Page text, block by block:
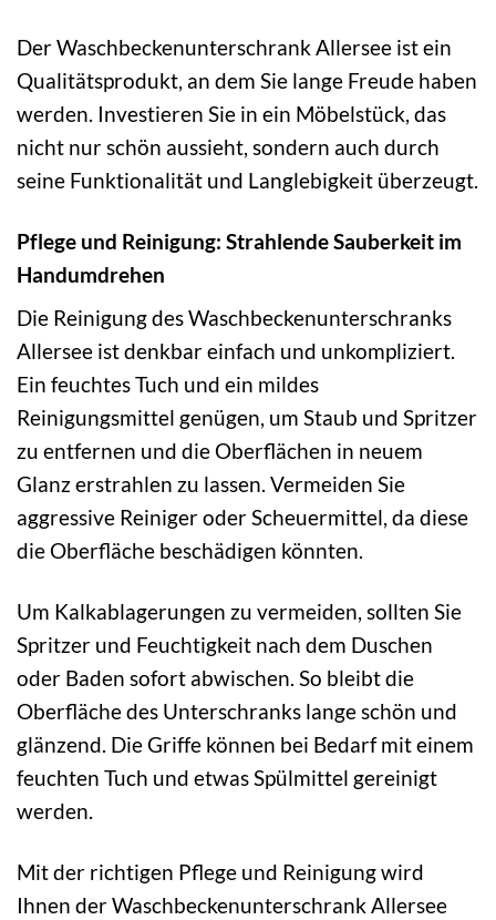
Der Waschbeckenunterschrank Allersee ist ein
Qualitätsprodukt, an dem Sie lange Freude haben
werden. Investieren Sie in ein Möbelstück, das
nicht nur schön aussieht, sondern auch durch
seine Funktionalität und Langlebigkeit überzeugt.
Pflege und Reinigung: Strahlende Sauberkeit im
Handumdrehen
Die Reinigung des Waschbeckenunterschranks
Allersee ist denkbar einfach und unkompliziert.
Ein feuchtes Tuch und ein mildes
Reinigungsmittel genügen, um Staub und Spritzer
zu entfernen und die Oberflächen in neuem
Glanz erstrahlen zu lassen. Vermeiden Sie
aggressive Reiniger oder Scheuermittel, da diese
die Oberfläche beschädigen könnten.
Um Kalkablagerungen zu vermeiden, sollten Sie
Spritzer und Feuchtigkeit nach dem Duschen
oder Baden sofort abwischen. So bleibt die
Oberfläche des Unterschranks lange schön und
glänzend. Die Griffe können bei Bedarf mit einem
feuchten Tuch und etwas Spülmittel gereinigt
werden.
Mit der richtigen Pflege und Reinigung wird
Ihnen der Waschbeckenunterschrank Allersee